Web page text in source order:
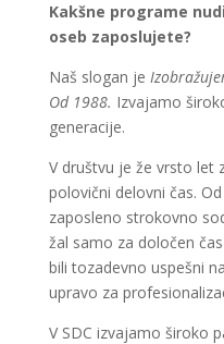
Kakšne programe
oseb zaposlujete?
Naš slogan je
Od 1988. Izvajamo
generacije.
V društvu je že vrsto let
polovični delovni čas.
zaposleno strokovno
žal samo za določen
bili tozadevno uspešni
upravo za
V SDC izvajamo široko